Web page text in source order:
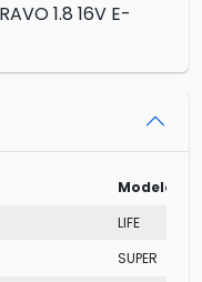
1.8 16V E-
Modelo
LIFE
SUPER